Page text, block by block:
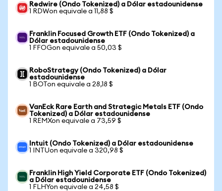
Redwire (Ondo Tokenized) a Dólar estadounidense
1 RDWon equivale a 11,88 $
Franklin Focused Growth ETF (Ondo Tokenized) a
Dólar estadounidense
1 FFOGon equivale a 50,03 $
RoboStrategy (Ondo Tokenized) a Dólar
estadounidense
1 BOTon equivale a 28,18 $
VanEck Rare Earth and Strategic Metals ETF (Ondo
Tokenized) a Dólar estadounidense
1 REMXon equivale a 73,59 $
Intuit (Ondo Tokenized) a Dólar estadounidense
1 INTUon equivale a 320,98 $
Franklin High Yield Corporate ETF (Ondo Tokenized)
a Dólar estadounidense
1 FLHYon equivale a 24,58 $